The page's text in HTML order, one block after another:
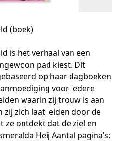
(boek)
is het verhaal van een
pad kiest. Dit
op haar dagboeken
voor iedere
waarin zij trouw is aan
zij zich laat leiden door de
ze ontdekt dat de ziel en
Heij Aantal pagina’s: